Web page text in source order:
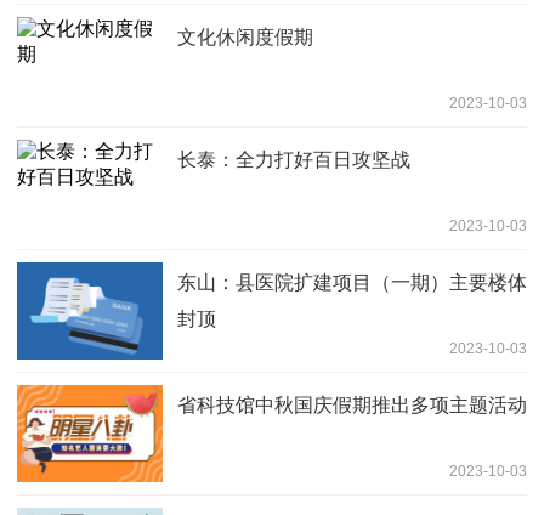
文化休闲度假期
2023-10-03
长泰：全力打好百日攻坚战
2023-10-03
东山：县医院扩建项目（一期）主要楼体
封顶
2023-10-03
省科技馆中秋国庆假期推出多项主题活动
2023-10-03